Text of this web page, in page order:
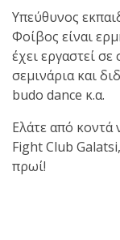
Υπεύθυνος
Φοίβος είναι
έχει εργαστεί
σεμινάρια και
budo dance κ.α.
Ελάτε από κοντά
Fight Club
πρωί!